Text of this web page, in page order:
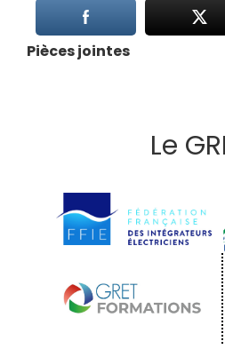
Pièces jointes
Le